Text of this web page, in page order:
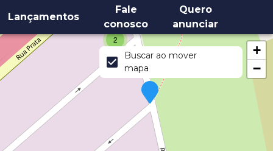
Lançamentos
Fale
conosco
Quero
anunciar
2
+
−
Buscar ao mover
mapa